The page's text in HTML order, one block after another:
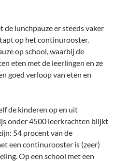
de lunchpauze er steeds vaker
op het continurooster.
op school, waarbij de
eten met de leerlingen en ze
goed verloop van eten en
de kinderen op en uit
onder 4500 leerkrachten blijkt
54 procent van de
een continurooster is (zeer)
Op een school met een